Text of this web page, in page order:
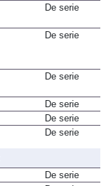
De serie
De serie
De serie
De serie
De serie
De serie
De serie